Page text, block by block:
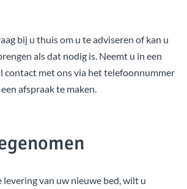
bij u thuis om u te adviseren of kan u
als dat nodig is. Neemt u in een
contact met ons via het telefoonnummer
afspraak te maken.
van uw nieuwe bed, wilt u